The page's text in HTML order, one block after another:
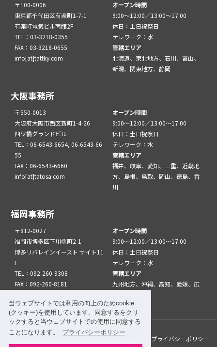
当ウェブサイトでは利用の向上のためcookie
(クッキー)を使用しています。同意するをクリ
ックすると当ウェブサイトでの使用に同意する
ことになります。
プライバシーポリシー
〒100-0006
東京都千代田区有楽町1-7-1
有楽町電気ビル南館2F
TEL：03-3218-0355
FAX：03-3218-0655
info[at]tattky.com
オープン時間
9:00～12:00／13:00～17:00
休日：土日祝祭日
テレワーク：水
管轄エリア
北海道、東北地方、石川、富山、
新潟、関東地方、静岡
大阪事務所
〒550-0013
大阪府大阪市西区新町1-4-26
四ツ橋グランドビル
TEL：06-6543-6654, 06-6543-66
55
FAX：06-6543-6660
info[at]tatosa.com
オープン時間
9:00～12:00／13:00～17:00
休日：土日祝祭日
テレワーク：水
管轄エリア
福井、岐阜、愛知、三重、近畿地
方、島根、鳥取、岡山、徳島、香
川
福岡事務所
〒812-0027
福岡市博多区下川端町2-1
博多リバレインイースト サイト11
F
TEL：092-260-9308
FAX：092-260-8181
オープン時間
9:00～12:00／13:00～17:00
休日：土日祝祭日
テレワーク：水
管轄エリア
九州地方、沖縄、高知、愛媛、広
このサイトについて
プライバシーポリシー